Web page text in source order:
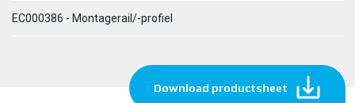
EC000386 - Montagerail/-profiel
Download productsheet